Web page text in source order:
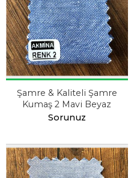
Şamre & Kaliteli Şamre
Kumaş 2 Mavi Beyaz
Sorunuz